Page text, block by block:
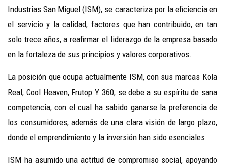
Industrias San Miguel (ISM), se caracteriza por la eficiencia en
el servicio y la calidad, factores que han contribuido, en tan
solo trece años, a reafirmar el liderazgo de la empresa basado
en la fortaleza de sus principios y valores corporativos.
La posición que ocupa actualmente ISM, con sus marcas Kola
Real, Cool Heaven, Frutop Y 360, se debe a su espíritu de sana
competencia, con el cual ha sabido ganarse la preferencia de
los consumidores, además de una clara visión de largo plazo,
donde el emprendimiento y la inversión han sido esenciales.
ISM ha asumido una actitud de compromiso social, apoyando